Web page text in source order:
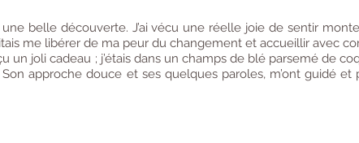
belle découverte. J’ai vécu une réelle joie de sentir
me libérer de ma peur du changement et accueillir avec
un joli cadeau ; j’étais dans un champs de blé parsemé de
approche douce et ses quelques paroles, m’ont guidé et